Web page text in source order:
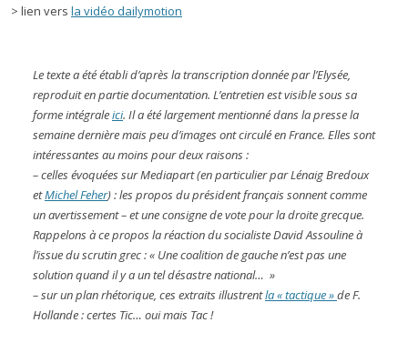
> lien vers la vidéo dailymotion
Le texte a été établi d’après la transcription donnée par l’Elysée,
reproduit en partie documentation. L’entretien est visible sous sa
forme intégraleici. Il a été largement mentionné dans la presse la
semaine dernière mais peu d’images ont circulé en France. Elles sont
intéressantes au moins pour deux raisons :
– celles évoquées sur Mediapart (en particulier par Lénaig Bredoux
etMichel Feher) : les propos du président français sonnent comme
un avertissement – et une consigne de vote pour la droite grecque.
Rappelons à ce propos la réaction du socialiste David Assouline à
l’issue du scrutin grec : « Une coalition de gauche n’est pas une
solution quand il y a un tel désastre national… »
– sur un plan rhétorique, ces extraits illustrentla « tactique »de F.
Hollande : certes Tic… oui mais Tac !